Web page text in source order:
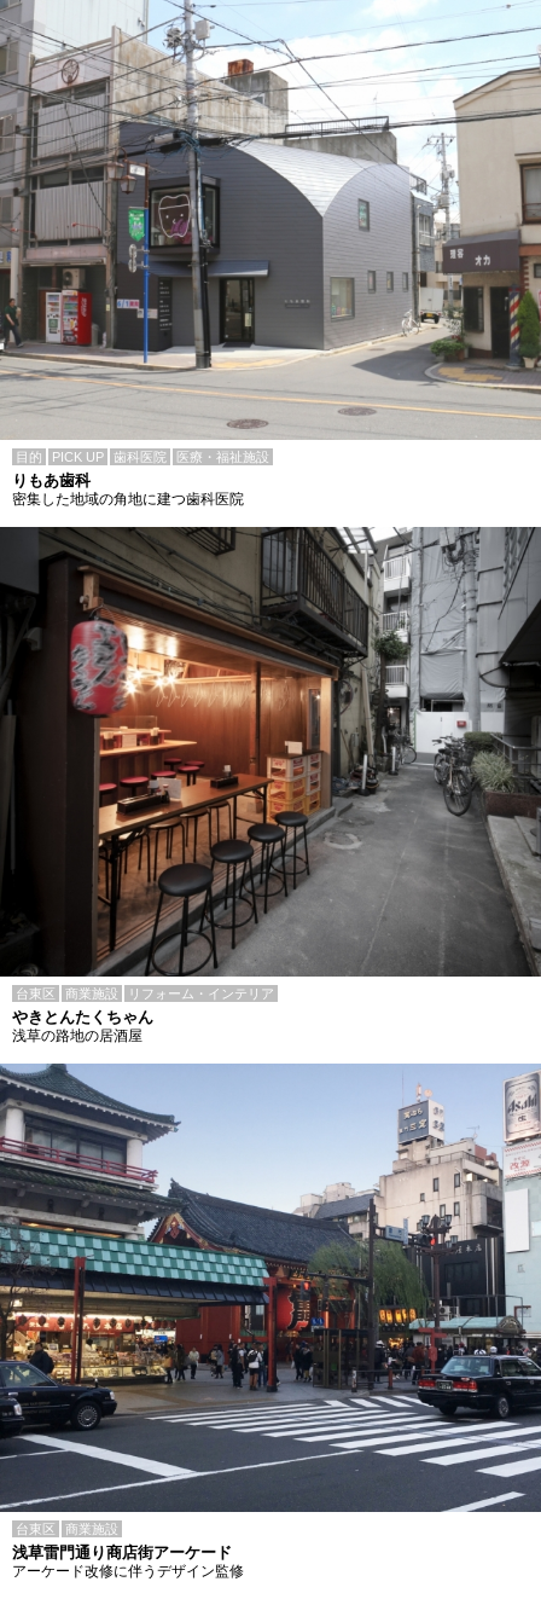
目的 PICK UP 歯科医院 医療・福祉施設
りもあ歯科
密集した地域の角地に建つ歯科医院
台東区 商業施設 リフォーム・インテリア
やきとんたくちゃん
浅草の路地の居酒屋
台東区 商業施設
浅草雷門通り商店街アーケード
アーケード改修に伴うデザイン監修